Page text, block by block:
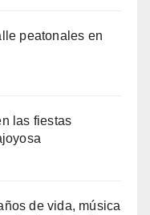
peatonales en
las fiestas
de vida, música